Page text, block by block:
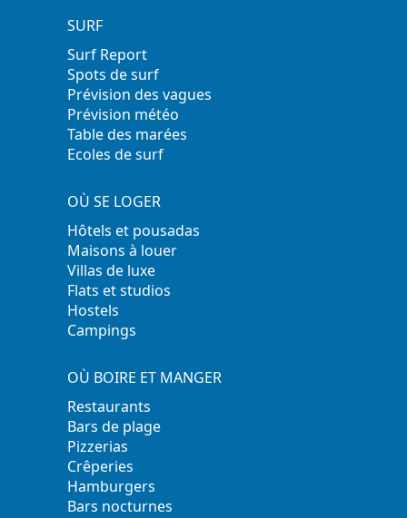
SURF
Surf Report
Spots de surf
Prévision des vagues
Prévision météo
Table des marées
Ecoles de surf
OÙ SE LOGER
Hôtels et pousadas
Maisons à louer
Villas de luxe
Flats et studios
Hostels
Campings
OÙ BOIRE ET MANGER
Restaurants
Bars de plage
Pizzerias
Crêperies
Hamburgers
Bars nocturnes